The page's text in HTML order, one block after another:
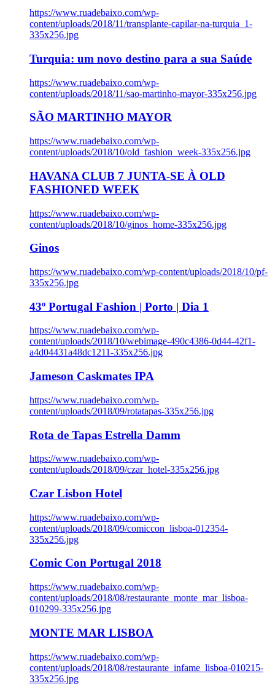
https://www.ruadebaixo.com/wp-
content/uploads/2018/11/transplante-capilar-na-turquia_1-
335x256.jpg
Turquia: um novo destino para a sua Saúde
https://www.ruadebaixo.com/wp-
content/uploads/2018/11/sao-martinho-mayor-335x256.jpg
SÃO MARTINHO MAYOR
https://www.ruadebaixo.com/wp-
content/uploads/2018/10/old_fashion_week-335x256.jpg
HAVANA CLUB 7 JUNTA-SE À OLD
FASHIONED WEEK
https://www.ruadebaixo.com/wp-
content/uploads/2018/10/ginos_home-335x256.jpg
Ginos
https://www.ruadebaixo.com/wp-content/uploads/2018/10/pf-
335x256.jpg
43º Portugal Fashion | Porto | Dia 1
https://www.ruadebaixo.com/wp-
content/uploads/2018/10/webimage-490c4386-0d44-42f1-
a4d04431a48dc1211-335x256.jpg
Jameson Caskmates IPA
https://www.ruadebaixo.com/wp-
content/uploads/2018/09/rotatapas-335x256.jpg
Rota de Tapas Estrella Damm
https://www.ruadebaixo.com/wp-
content/uploads/2018/09/czar_hotel-335x256.jpg
Czar Lisbon Hotel
https://www.ruadebaixo.com/wp-
content/uploads/2018/09/comiccon_lisboa-012354-
335x256.jpg
Comic Con Portugal 2018
https://www.ruadebaixo.com/wp-
content/uploads/2018/08/restaurante_monte_mar_lisboa-
010299-335x256.jpg
MONTE MAR LISBOA
https://www.ruadebaixo.com/wp-
content/uploads/2018/08/restaurante_infame_lisboa-010215-
335x256.jpg